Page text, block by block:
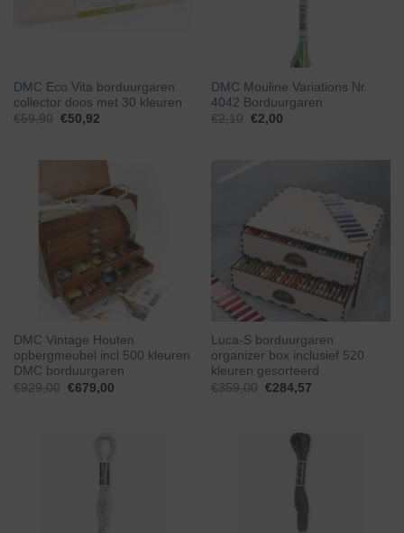
DMC Eco Vita borduurgaren
collector doos met 30 kleuren
€ 59,90 €50,92
DMC Mouline Variations Nr.
4042 Borduurgaren
€2,10 €2,00
DMC Vintage Houten
opbergmeubel incl 500 kleuren
DMC borduurgaren
€929,00 Oorspronkelijke
€679,00Huidige
Luca-S borduurgaren
organizer box inclusief 520
kleuren gesorteerd
€359,00 Oorspronkelijke
€284,57Huidige